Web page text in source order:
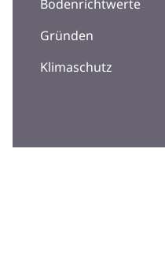
Bodenrichtwerte
Gründen
Klimaschutz